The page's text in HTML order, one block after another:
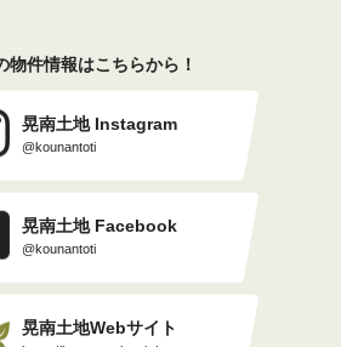
物件情報はこちらから！
晃南土地 Instagram
@kounantoti
晃南土地 Facebook
@kounantoti
晃南土地Webサイト